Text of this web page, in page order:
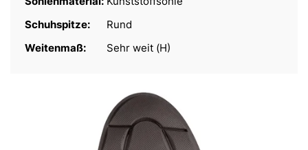
Schuhspitze:
Rund
Weitenmaß:
Sehr weit (H)